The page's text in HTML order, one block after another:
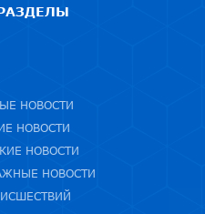
НОВОСТИ
НОВОСТИ
НОВОСТИ
НОВОСТИ